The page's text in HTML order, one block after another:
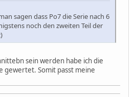
sagen dass Po7 die Serie nach 6
noch den zweiten Teil der
sein werden habe ich die
gewertet. Somit passt meine